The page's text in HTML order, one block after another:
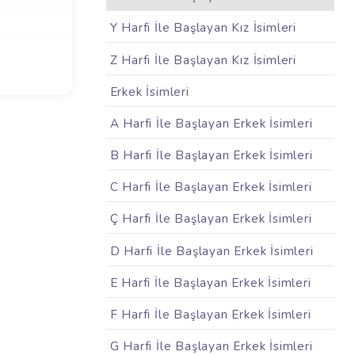
Y Harfi İle Başlayan Kız İsimleri
Z Harfi İle Başlayan Kız İsimleri
Erkek İsimleri
A Harfi İle Başlayan Erkek İsimleri
B Harfi İle Başlayan Erkek İsimleri
C Harfi İle Başlayan Erkek İsimleri
Ç Harfi İle Başlayan Erkek İsimleri
D Harfi İle Başlayan Erkek İsimleri
E Harfi İle Başlayan Erkek İsimleri
F Harfi İle Başlayan Erkek İsimleri
G Harfi İle Başlayan Erkek İsimleri